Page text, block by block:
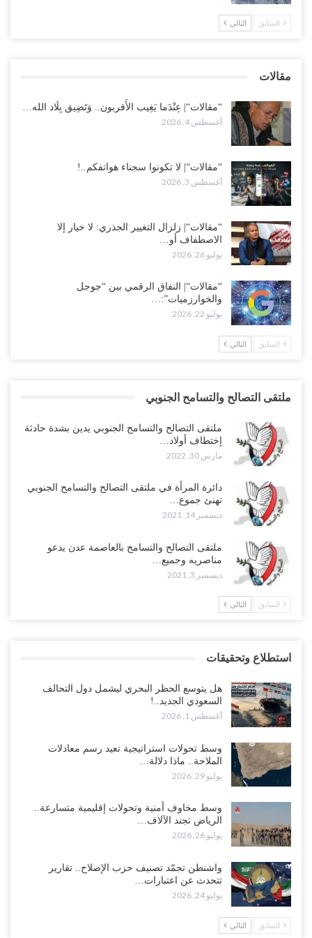
لإشعال حرب..!
أغسطس 2, 2026
أغسطس 2, 2026
السابق التالي
مقالات
“مقالات“| عِنْدَما يَغِيب الأَقربون.. وَتَضِيق بِلَاد الله…
أغسطس 4, 2026
“مقالات“| لا تكونوا سجناء هواتفكم..!
أغسطس 3, 2026
“مقالات“| زلزال التغيير الجذري: لا خيار إلا
الاصطفاف أو…
يوليو 26, 2026
“مقالات“| النفاق الرقمي بين “جوجل
والخوارزميات”:…
يوليو 22, 2026
السابق التالي
ملتقى التصالح والتسامح الجنوبي
ملتقى التصالح والتسامح الجنوبي يدين بشدة حادثة
إختطاف أولاد…
مارس 30, 2022
دائرة المرأة في ملتقى التصالح والتسامح الجنوبي
تهنئ جموع…
ديسمبر 14, 2021
ملتقى التصالح والتسامح بالعاصمة عدن يدعو
مناصريه وجميع…
ديسمبر 3, 2021
السابق التالي
استطلاع وتحقيقات
هل يتوسع الحظر البحري ليشمل دول التحالف
السعودي الجديد..!
أغسطس 1, 2026
وسط تحولات استراتيجية تعيد رسم معادلات
الملاحة.. ماذا دلالة…
يوليو 29, 2026
وسط مخاوف أمنية وتحولات إقليمية متسارعة..
الرياض تجند الآلاف…
يوليو 26, 2026
واشنطن تجمّد تصنيف حزب الإصلاح.. تقارير
تتحدث عن اعتبارات…
يوليو 24, 2026
السابق التالي